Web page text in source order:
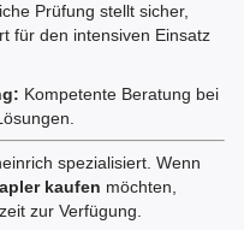
Prüfung stellt sicher,
für den intensiven Einsatz
Kompetente Beratung bei
spezialisiert. Wenn
kaufen möchten,
zur Verfügung.